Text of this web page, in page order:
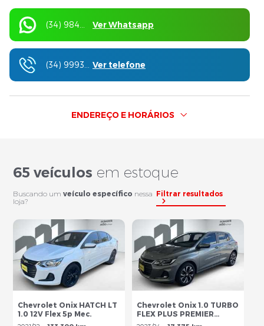
Ver Whatsapp
Ver telefone
ENDEREÇO E HORÁRIOS
65 veículos em estoque
Buscando umveículo específico nessa
loja?
Filtrar resultados
Chevrolet Onix HATCH LT
1.0 12V Flex 5p Mec.
Chevrolet Onix 1.0 TURBO
FLEX PLUS PREMIER
AUTOMÁTICO